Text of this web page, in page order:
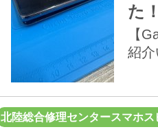
た
【
紹
北陸総合修理センタースマホス